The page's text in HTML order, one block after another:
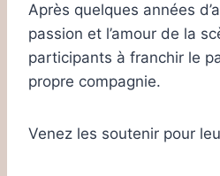
Après quelques années
passion et l’amour de la
participants à franchir le
propre compagnie.
Venez les soutenir pour